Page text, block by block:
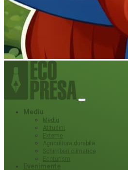
Mediu
Mediu
Atitudini
Externe
Agricultura durabila
Schimbari climatice
Ecoturism